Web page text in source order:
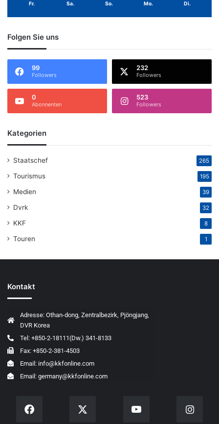
Fr. Sa. So. Mo. Di.
Folgen Sie uns
99
Followers
232
Followers
0
Abonnenten
523
Followers
Kategorien
Staatschef 265
Tourismus 195
Medien 39
Dvrk 32
KKF 8
Touren 1
Kontakt
Adresse: Othan-dong, Zentralbezirk, Pjöngjang,
DVR Korea
Tel: +850-2-18111(Dw.) 341-8133
Fax: +850-2-381-4503
Email: info@kkfonline.com
Email: germany@kkfonline.com